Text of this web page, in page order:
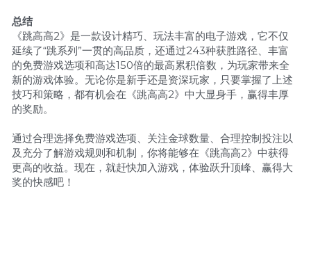
总结
《跳高高2》是一款设计精巧、玩法丰富的电子游戏，它不仅
延续了“跳系列”一贯的高品质，还通过243种获胜路径、丰富
的免费游戏选项和高达150倍的最高累积倍数，为玩家带来全
新的游戏体验。无论你是新手还是资深玩家，只要掌握了上述
技巧和策略，都有机会在《跳高高2》中大显身手，赢得丰厚
的奖励。
通过合理选择免费游戏选项、关注金球数量、合理控制投注以
及充分了解游戏规则和机制，你将能够在《跳高高2》中获得
更高的收益。现在，就赶快加入游戏，体验跃升顶峰、赢得大
奖的快感吧！